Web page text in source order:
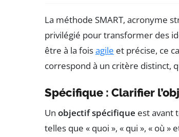
La méthode SMART, acronyme
privilégié pour transformer des
être à la foisagile et précise, ce
correspond à un critère distinct,
Spécifique : Clarifier
Un objectif spécifique est avant
telles que « quoi », « qui », « où